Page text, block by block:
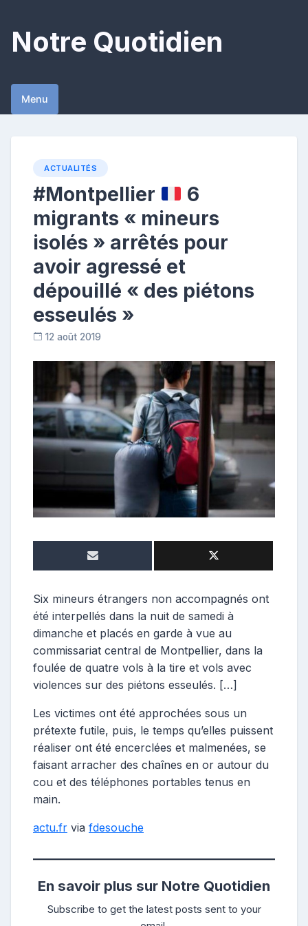
content
Notre Quotidien
Menu
ACTUALITÉS
#Montpellier
6
migrants « mineurs
isolés » arrêtés pour
avoir agressé et
dépouillé « des piétons
esseulés »
12 août 2019
e
o
s
t
e
u
Six mineurs étrangers non accompagnés ont
été interpellés dans la nuit de samedi à
dimanche et placés en garde à vue au
commissariat central de Montpellier, dans la
foulée de quatre vols à la tire et vols avec
violences sur des piétons esseulés. […]
Les victimes ont été approchées sous un
prétexte futile, puis, le temps qu’elles puissent
réaliser ont été encerclées et malmenées, se
faisant arracher des chaînes en or autour du
cou et des téléphones portables tenus en
main.
actu.fr via fdesouche
En savoir plus sur Notre Quotidien
Subscribe to get the latest posts sent to your